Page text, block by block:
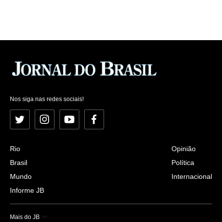
Nos siga nas redes sociais!
Twitter InstagramYouTubeFacebook
Rio
Brasil
Mundo
Informe JB
Opinião
Política
Internacional
Mais do JB